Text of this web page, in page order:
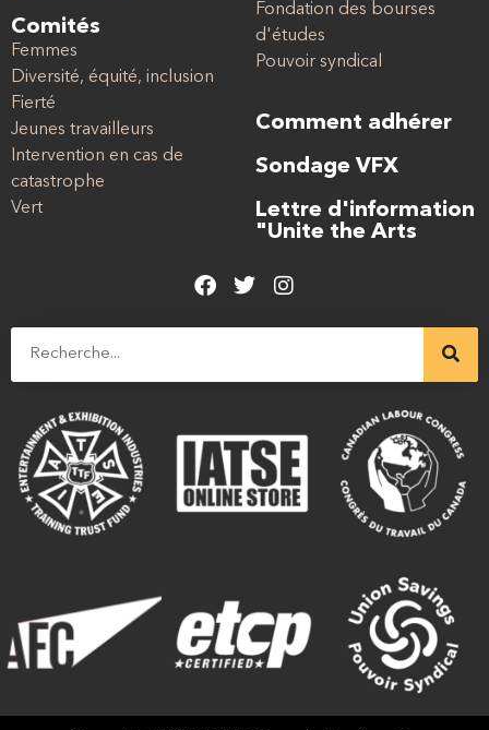
Comités
Femmes
Diversité, équité, inclusion
Fierté
Jeunes travailleurs
Intervention en cas de
catastrophe
Vert
Fondation des bourses
d'études
Pouvoir syndical
Comment adhérer
Sondage VFX
Lettre d'information
"Unite the Arts